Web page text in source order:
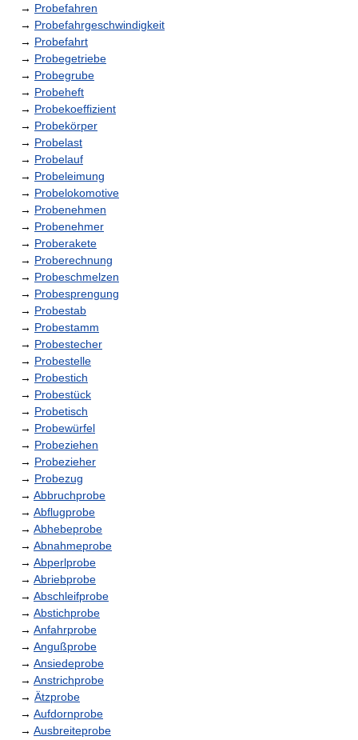
→ Probefahren
→ Probefahrgeschwindigkeit
→ Probefahrt
→ Probegetriebe
→ Probegrube
→ Probeheft
→ Probekoeffizient
→ Probekörper
→ Probelast
→ Probelauf
→ Probeleimung
→ Probelokomotive
→ Probenehmen
→ Probenehmer
→ Proberakete
→ Proberechnung
→ Probeschmelzen
→ Probesprengung
→ Probestab
→ Probestamm
→ Probestecher
→ Probestelle
→ Probestich
→ Probestück
→ Probetisch
→ Probewürfel
→ Probeziehen
→ Probezieher
→ Probezug
→ Abbruchprobe
→ Abflugprobe
→ Abhebeprobe
→ Abnahmeprobe
→ Abperlprobe
→ Abriebprobe
→ Abschleifprobe
→ Abstichprobe
→ Anfahrprobe
→ Angußprobe
→ Ansiedeprobe
→ Anstrichprobe
→ Ätzprobe
→ Aufdornprobe
→ Ausbreiteprobe